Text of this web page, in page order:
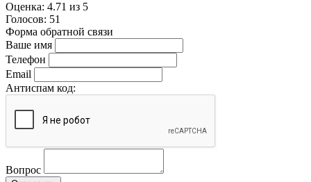
Оценка: 4.71 из 5
Голосов: 51
Форма обратной связи
Ваше имя
Телефон
Email
Антиспам код:
Вопрос